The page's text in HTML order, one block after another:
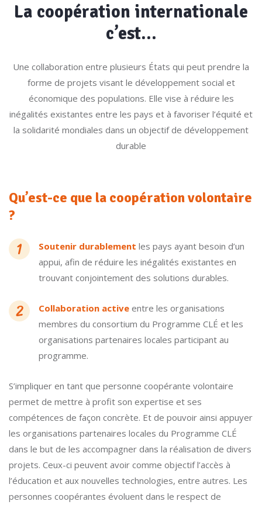
La coopération internationale
c’est…
Une collaboration entre plusieurs États qui peut prendre la
forme de projets visant le développement social et
économique des populations. Elle vise à réduire les
inégalités existantes entre les pays et à favoriser l’équité et
la solidarité mondiales dans un objectif de développement
durable
Qu’est-ce que la coopération volontaire
?
Soutenir durablement les pays ayant besoin d’un
appui, afin de réduire les inégalités existantes en
trouvant conjointement des solutions durables.
Collaboration active entre les organisations
membres du consortium du Programme CLÉ et les
organisations partenaires locales participant au
programme.
S’impliquer en tant que personne coopérante volontaire
permet de mettre à profit son expertise et ses
compétences de façon concrète. Et de pouvoir ainsi appuyer
les organisations partenaires locales du Programme CLÉ
dans le but de les accompagner dans la réalisation de divers
projets. Ceux-ci peuvent avoir comme objectif l’accès à
l’éducation et aux nouvelles technologies, entre autres. Les
personnes coopérantes évoluent dans le respect de